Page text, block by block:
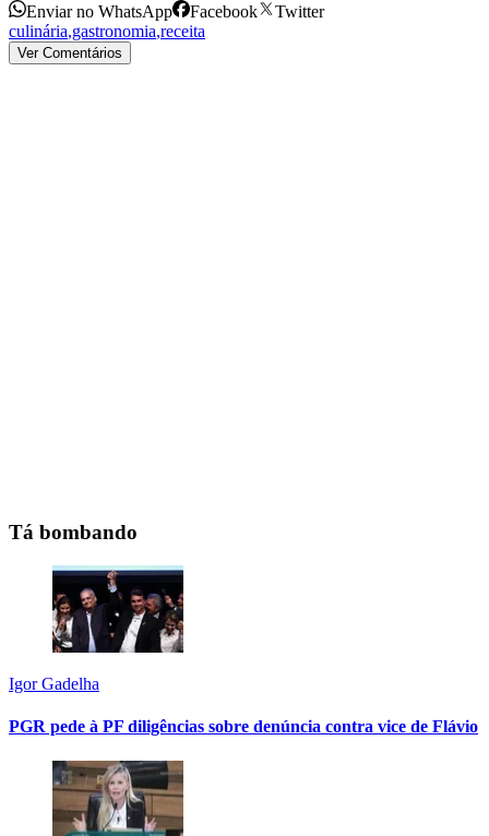
Enviar no WhatsApp Facebook
Twitter
culinária,gastronomia,receita
Ver Comentários
Tá bombando
Igor Gadelha
PGR pede à PF diligências sobre denúncia contra vice de Flávio